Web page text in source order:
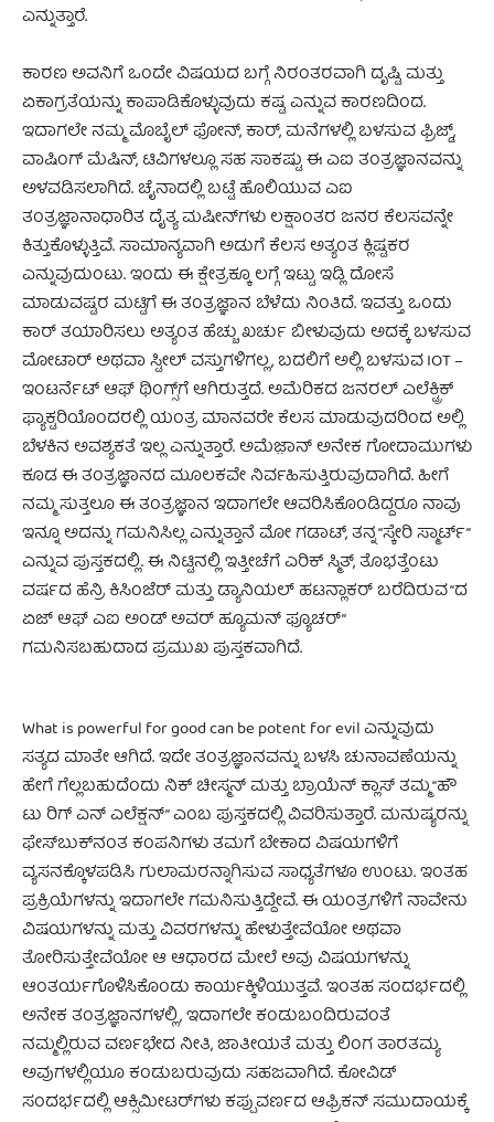
ಎನ್ನುತ್ತಾರೆ.
ಕಾರಣ ಅವನಿಗೆ ಒಂದೇ ವಿಷಯದ ಬಗ್ಗೆ ನಿರಂತರವಾಗಿ ದೃಷ್ಟಿ ಮತ್ತು
ಏಕಾಗ್ರತೆಯನ್ನು ಕಾಪಾಡಿಕೊಳ್ಳುವುದು ಕಷ್ಟ ಎನ್ನುವ ಕಾರಣದಿಂದ.
ಇದಾಗಲೇ ನಮ್ಮ ಮೊಬೈಲ್ ಫೋನ್, ಕಾರ್, ಮನೆಗಳಲ್ಲಿ ಬಳಸುವ ಫ್ರಿಜ್ಡ್,
ವಾಷಿಂಗ್ ಮೆಷಿನ್, ಟಿವಿಗಳಲ್ಲೂ ಸಹ ಸಾಕಷ್ಟು ಈ ಎಐ ತಂತ್ರಜ್ಞಾನವನ್ನು
ಅಳವಡಿಸಲಾಗಿದೆ. ಚೈನಾದಲ್ಲಿ ಬಟ್ಟೆ ಹೊಲಿಯುವ ಎಐ
ತಂತ್ರಜ್ಞಾನಾಧಾರಿತ ದೈತ್ಯ ಮಷೀನ್‌ಗಳು ಲಕ್ಷಾಂತರ ಜನರ ಕೆಲಸವನ್ನೇ
ಕಿತ್ತುಕೊಳ್ಳುತ್ತಿವೆ. ಸಾಮಾನ್ಯವಾಗಿ ಅಡುಗೆ ಕೆಲಸ ಅತ್ಯಂತ ಕ್ಲಿಷ್ಟಕರ
ಎನ್ನುವುದುಂಟು. ಇಂದು ಈ ಕ್ಷೇತ್ರಕ್ಕೂ ಲಗ್ಗೆ ಇಟ್ಟು ಇಡ್ಲಿ ದೋಸೆ
ಮಾಡುವಷ್ಟರ ಮಟ್ಟಿಗೆ ಈ ತಂತ್ರಜ್ಞಾನ ಬೆಳೆದು ನಿಂತಿದೆ. ಇವತ್ತು ಒಂದು
ಕಾರ್ ತಯಾರಿಸಲು ಅತ್ಯಂತ ಹೆಚ್ಚು ಖರ್ಚು ಬೀಳುವುದು ಅದಕ್ಕೆ ಬಳಸುವ
ಮೋಟಾರ್ ಅಥವಾ ಸ್ಟೀಲ್ ವಸ್ತುಗಳಿಗಲ್ಲ, ಬದಲಿಗೆ ಅಲ್ಲಿ ಬಳಸುವ IOT –
ಇಂಟರ್ನೆಟ್ ಆಫ್ ಥಿಂಗ್ಸ್‌ಗೆ ಆಗಿರುತ್ತದೆ. ಅಮೆರಿಕದ ಜನರಲ್ ಎಲೆಕ್ಟ್ರಿಕ್
ಫ್ಯಾಕ್ಟರಿಯೊಂದರಲ್ಲಿ ಯಂತ್ರ ಮಾನವರೇ ಕೆಲಸ ಮಾಡುವುದರಿಂದ ಅಲ್ಲಿ
ಬೆಳಕಿನ ಅವಶ್ಯಕತೆ ಇಲ್ಲ ಎನ್ನುತ್ತಾರೆ. ಅಮೆಜಾ಼ನ್ ಅನೇಕ ಗೋದಾಮುಗಳು
ಕೂಡ ಈ ತಂತ್ರಜ್ಞಾನದ ಮೂಲಕವೇ ನಿರ್ವಹಿಸುತ್ತಿರುವುದಾಗಿದೆ. ಹೀಗೆ
ನಮ್ಮ ಸುತ್ತಲೂ ಈ ತಂತ್ರಜ್ಞಾನ ಇದಾಗಲೇ ಆವರಿಸಿಕೊಂಡಿದ್ದರೂ ನಾವು
ಇನ್ನೂ ಅದನ್ನು ಗಮನಿಸಿಲ್ಲ ಎನ್ನುತ್ತಾನೆ ಮೋ ಗಡಾಟ್, ತನ್ನ “ಸ್ಕೇರಿ ಸ್ಮಾರ್ಟ್”
ಎನ್ನುವ ಪುಸ್ತಕದಲ್ಲಿ. ಈ ನಿಟ್ಟಿನಲ್ಲಿ ಇತ್ತೀಚೆಗೆ ಎರಿಕ್ ಸ್ಮಿತ್, ತೊಭತ್ತೆಂಟು
ವರ್ಷದ ಹೆನ್ರಿ ಕಿಸಿಂಜೆರ್ ಮತ್ತು ಡ್ಯಾನಿಯಲ್ ಹಟನ್ಲಾಕರ್ ಬರೆದಿರುವ “ದ
ಏಜ್ ಆಫ್ ಎಐ ಅಂಡ್ ಅವರ್ ಹ್ಯೂಮನ್ ಫ್ಯೂಚರ್”
ಗಮನಿಸಬಹುದಾದ ಪ್ರಮುಖ ಪುಸ್ತಕವಾಗಿದೆ.
What is powerful for good can be potent for evil ಎನ್ನುವುದು
ಸತ್ಯದ ಮಾತೇ ಆಗಿದೆ. ಇದೇ ತಂತ್ರಜ್ಞಾನವನ್ನು ಬಳಸಿ ಚುನಾವಣೆಯನ್ನು
ಹೇಗೆ ಗೆಲ್ಲಬಹುದೆಂದು ನಿಕ್ ಚೀಸ್ಮನ್ ಮತ್ತು ಬ್ರಾಯೆನ್ ಕ್ಲಾಸ್ ತಮ್ಮ “ಹೌ
ಟು ರಿಗ್ ಎನ್ ಎಲೆಕ್ಷನ್” ಎಂಬ ಪುಸ್ತಕದಲ್ಲಿ ವಿವರಿಸುತ್ತಾರೆ. ಮನುಷ್ಯರನ್ನು
ಫೇಸ್‌ಬುಕ್‌ನಂತ ಕಂಪನಿಗಳು ತಮಗೆ ಬೇಕಾದ ವಿಷಯಗಳಿಗೆ
ವ್ಯಸನಕ್ಕೊಳಪಡಿಸಿ ಗುಲಾಮರನ್ನಾಗಿಸುವ ಸಾಧ್ಯತೆಗಳೂ ಉಂಟು. ಇಂತಹ
ಪ್ರಕ್ರಿಯೆಗಳನ್ನು ಇದಾಗಲೇ ಗಮನಿಸುತ್ತಿದ್ದೇವೆ. ಈ ಯಂತ್ರಗಳಿಗೆ ನಾವೇನು
ವಿಷಯಗಳನ್ನು ಮತ್ತು ವಿವರಗಳನ್ನು ಹೇಳುತ್ತೇವೆಯೋ ಅಥವಾ
ತೋರಿಸುತ್ತೇವೆಯೋ ಆ ಆಧಾರದ ಮೇಲೆ ಅವು ವಿಷಯಗಳನ್ನು
ಆಂತರ್ಯಗೊಳಿಸಿಕೊಂಡು ಕಾರ್ಯಕ್ಕಿಳಿಯುತ್ತವೆ. ಇಂತಹ ಸಂದರ್ಭದಲ್ಲಿ
ಅನೇಕ ತಂತ್ರಜ್ಞಾನಗಳಲ್ಲಿ, ಇದಾಗಲೇ ಕಂಡುಬಂದಿರುವಂತೆ
ನಮ್ಮಲ್ಲಿರುವ ವರ್ಣಭೇದ ನೀತಿ, ಜಾತೀಯತೆ ಮತ್ತು ಲಿಂಗ ತಾರತಮ್ಯ
ಅವುಗಳಲ್ಲಿಯೂ ಕಂಡುಬರುವುದು ಸಹಜವಾಗಿದೆ. ಕೋವಿಡ್
ಸಂದರ್ಭದಲ್ಲಿ ಆಕ್ಸಿಮೀಟರ್‌ಗಳು ಕಪ್ಪುವರ್ಣದ ಆಫ್ರಿಕನ್ ಸಮುದಾಯಕ್ಕೆ